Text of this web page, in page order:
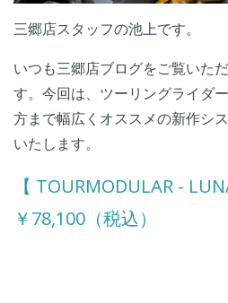
三郷店スタッフの池上です。
いつも三郷店ブログをご覧いた
す。今回は、ツーリングライダ
方まで幅広くオススメの新作シ
いたします。
【 TOURMODULAR -
￥78,100（税込）